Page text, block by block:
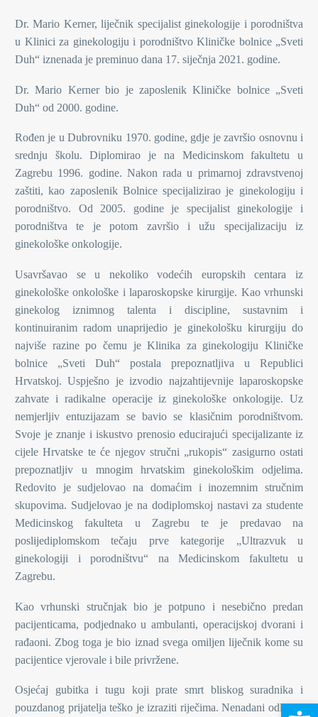
Dr. Mario Kerner, liječnik specijalist ginekologije i porodništva
u Klinici za ginekologiju i porodništvo Kliničke bolnice „Sveti
Duh“ iznenada je preminuo dana 17. siječnja 2021. godine.
Dr. Mario Kerner bio je zaposlenik Kliničke bolnice „Sveti
Duh“ od 2000. godine.
Rođen je u Dubrovniku 1970. godine, gdje je završio osnovnu i
srednju školu. Diplomirao je na Medicinskom fakultetu u
Zagrebu 1996. godine. Nakon rada u primarnoj zdravstvenoj
zaštiti, kao zaposlenik Bolnice specijalizirao je ginekologiju i
porodništvo. Od 2005. godine je specijalist ginekologije i
porodništva te je potom završio i užu specijalizaciju iz
ginekološke onkologije.
Usavršavao se u nekoliko vodećih europskih centara iz
ginekološke onkološke i laparoskopske kirurgije. Kao vrhunski
ginekolog iznimnog talenta i discipline, sustavnim i
kontinuiranim radom unaprijedio je ginekološku kirurgiju do
najviše razine po čemu je Klinika za ginekologiju Kliničke
bolnice „Sveti Duh“ postala prepoznatljiva u Republici
Hrvatskoj. Uspješno je izvodio najzahtijevnije laparoskopske
zahvate i radikalne operacije iz ginekološke onkologije. Uz
nemjerljiv entuzijazam se bavio se klasičnim porodništvom.
Svoje je znanje i iskustvo prenosio educirajući specijalizante iz
cijele Hrvatske te će njegov stručni „rukopis“ zasigurno ostati
prepoznatljiv u mnogim hrvatskim ginekološkim odjelima.
Redovito je sudjelovao na domaćim i inozemnim stručnim
skupovima. Sudjelovao je na dodiplomskoj nastavi za studente
Medicinskog fakulteta u Zagrebu te je predavao na
poslijediplomskom tečaju prve kategorije „Ultrazvuk u
ginekologiji i porodništvu“ na Medicinskom fakultetu u
Zagrebu.
Kao vrhunski stručnjak bio je potpuno i nesebično predan
pacijenticama, podjednako u ambulanti, operacijskoj dvorani i
rađaoni. Zbog toga je bio iznad svega omiljen liječnik kome su
pacijentice vjerovale i bile privržene.
Osjećaj gubitka i tugu koji prate smrt bliskog suradnika i
pouzdanog prijatelja teško je izraziti riječima. Nenadani odlazak